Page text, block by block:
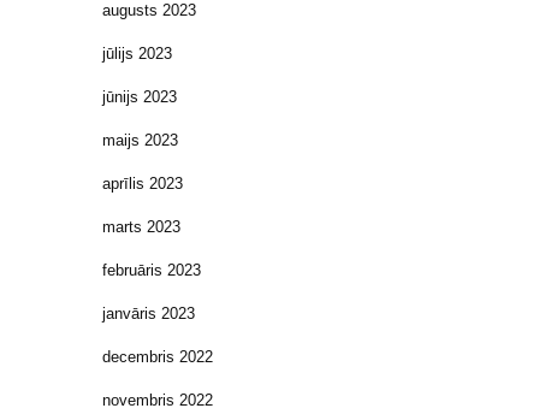
augusts 2023
jūlijs 2023
jūnijs 2023
maijs 2023
aprīlis 2023
marts 2023
februāris 2023
janvāris 2023
decembris 2022
novembris 2022